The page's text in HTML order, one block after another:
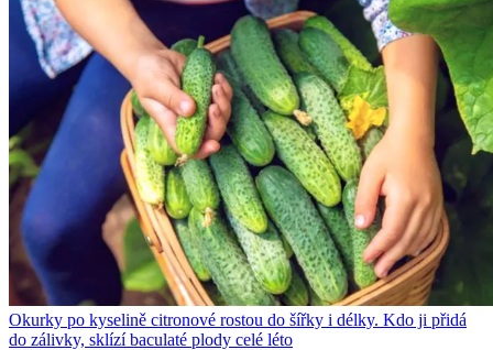
Okurky po kyselině citronové rostou do šířky i délky. Kdo ji přidá
do zálivky, sklízí baculaté plody celé léto